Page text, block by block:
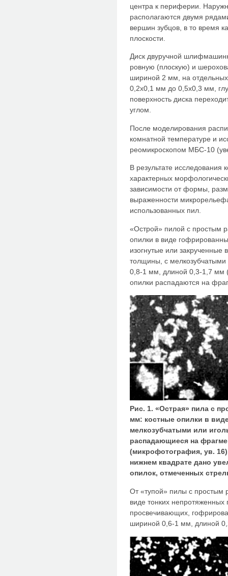
центра к периферии.
располагаются двумя
вершин зубцов, в то время
плоскости.
Диск двуручной
ровную (плоскую) и
шириной 2 мм, на
0,2x0,1 мм до 0,5x0,3 мм,
поверхность диска
углом.
После моделирования
комнатной температуре и
реомикроскопом МБС-10
В результате исследования
характерных
зависимости от формы,
выраженности
использованных пил.
«Острой» пилой с простым
опилки в виде
изогнутые или закрученные
толщины, с
0,8-1 мм, длиной 0,3-1,7 мм
опилки распадаются на
Рис. 1. «Острая» пила с
мм: костные опилки в
мелкозубчатыми или
распадающиеся на
(микрофотография, ув.
нижнем квадрате дано
опилок, отмеченных
От «тупой» пилы с простым
виде тонких
просвечивающих,
шириной 0,6-1 мм, длиной